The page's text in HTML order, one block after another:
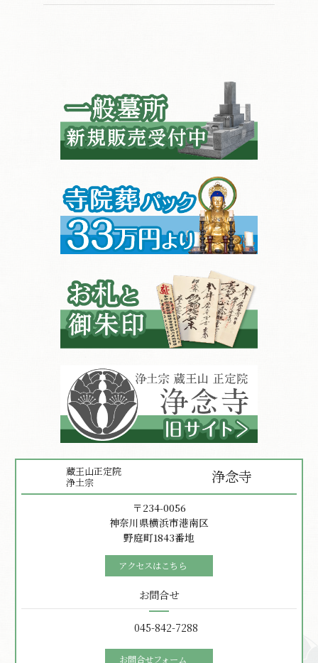
蔵王山正定院
浄土宗
浄念寺
〒234-0056
神奈川県横浜市港南区
野庭町1843番地
アクセスはこちら
お問合せ
045-842-7288
お問合せフォーム